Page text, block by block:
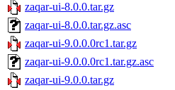
zaqar-ui-8.0.0.tar.gz
zaqar-ui-8.0.0.tar.gz.asc
zaqar-ui-9.0.0.0rc1.tar.gz
zaqar-ui-9.0.0.0rc1.tar.gz.asc
zaqar-ui-9.0.0.tar.gz